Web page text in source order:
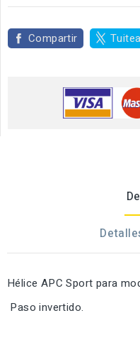
Compartir
Hélice APC Sport para
Paso invertido.